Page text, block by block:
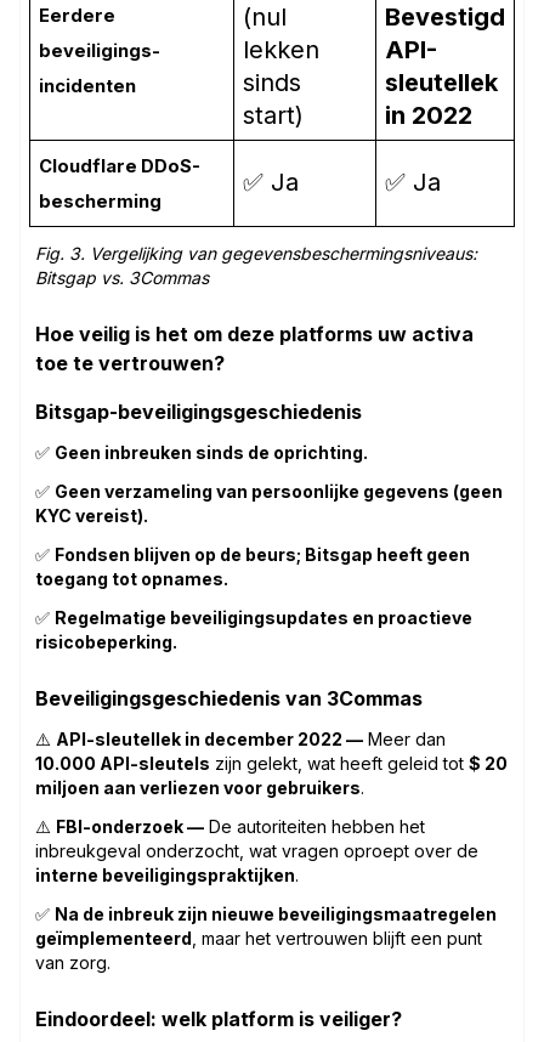
Eerdere
beveiligings­
incidenten
(nul
lekken
sinds
start)
Bevestigd
API-
sleutel­lek
in 2022
Cloudflare DDoS-
bescherming
✅ Ja ✅ Ja
Fig. 3. Vergelijking van gegevensbeschermingsniveaus:
Bitsgap vs. 3Commas
Hoe veilig is het om deze platforms uw activa
toe te vertrouwen?
Bitsgap-beveiligingsgeschiedenis
✅ Geen inbreuken sinds de oprichting.
✅ Geen verzameling van persoonlijke gegevens (geen
KYC vereist).
✅ Fondsen blijven op de beurs; Bitsgap heeft geen
toegang tot opnames.
✅ Regelmatige beveiligingsupdates en proactieve
risicobeperking.
Beveiligingsgeschiedenis van 3Commas
⚠️ API-sleutellek in december 2022 — Meer dan
10.000 API-sleutels zijn gelekt, wat heeft geleid tot $ 20
miljoen aan verliezen voor gebruikers.
⚠️ FBI-onderzoek — De autoriteiten hebben het
inbreukgeval onderzocht, wat vragen oproept over de
interne beveiligingspraktijken.
✅ Na de inbreuk zijn nieuwe beveiligingsmaatregelen
geïmplementeerd , maar het vertrouwen blijft een punt
van zorg.
Eindoordeel: welk platform is veiliger?